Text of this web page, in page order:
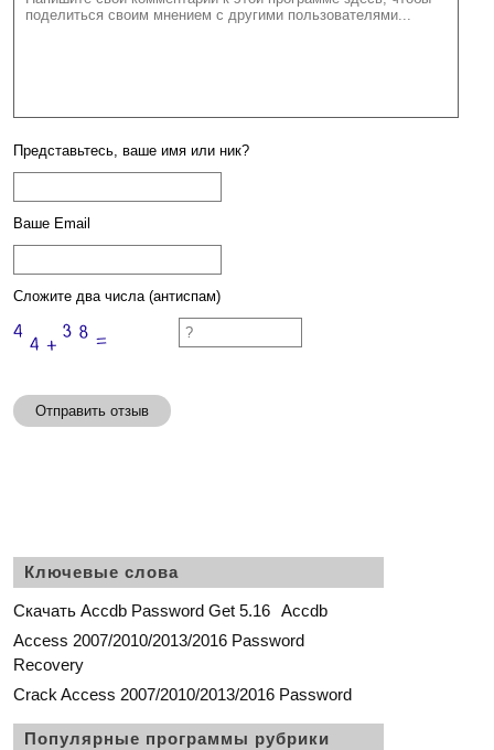
Представьтесь, ваше имя или ник?
Ваше Email
Сложите два числа (антиспам)
Отправить отзыв
Ключевые слова
Скачать Accdb Password Get 5.16 Accdb
Access 2007/2010/2013/2016 Password
Recovery
Crack Access 2007/2010/2013/2016 Password
Популярные программы рубрики